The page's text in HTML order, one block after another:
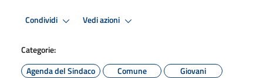
Condividi Vedi azioni
Categorie:
Agenda del Sindaco
Comune Giovani